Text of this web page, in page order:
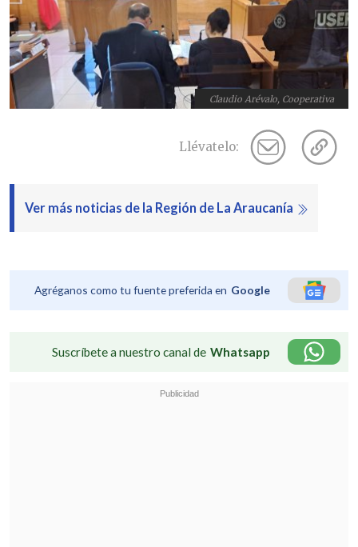
Claudio Arévalo, Cooperativa
Llévatelo:
Ver más noticias de la Región de La Araucanía
Agréganos como tu fuente preferida en Google
Suscríbete a nuestro canal de Whatsapp